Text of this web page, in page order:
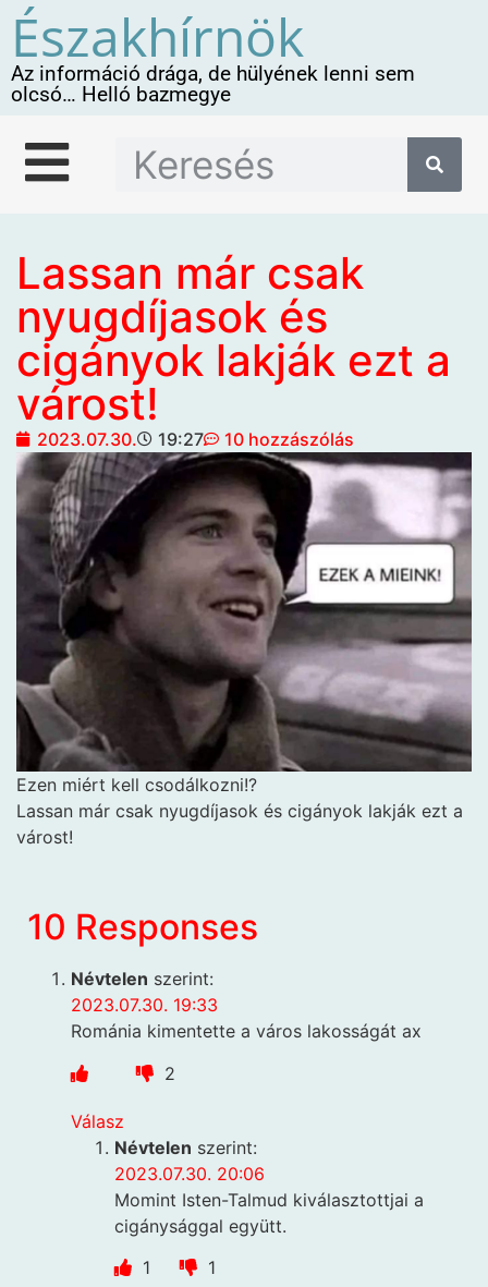
Északhírnök
Az információ drága, de hülyének lenni sem
olcsó… Helló bazmegye
Lassan már csak
nyugdíjasok és
cigányok lakják ezt a
várost!
2023.07.30. 19:27 10 hozzászólás
Ezen miért kell csodálkozni!?
Lassan már csak nyugdíjasok és cigányok lakják ezt a
várost!
10 Responses
Névtelen szerint:
2023.07.30. 19:33
Románia kimentette a város lakosságát ax
2
Válasz
Névtelen szerint:
2023.07.30. 20:06
Momint Isten-Talmud kiválasztottjai a
cigánysággal együtt.
1
1